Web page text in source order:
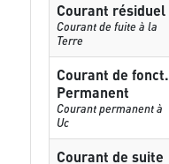
Courant résiduel
Courant de fuite à la
Terre
Courant de fonct.
Permanent
Courant permanent à
Uc
Courant de suite